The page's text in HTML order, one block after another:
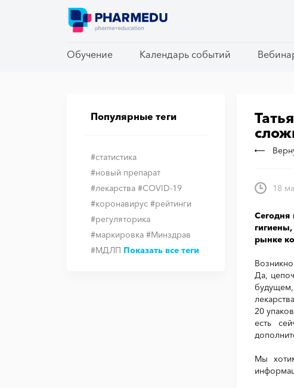
Обучение Календарь событий
Обучение Календарь событий
Популярные теги
#статистика
#новый препарат
#лекарства #COVID-19
#коронавирус #рейтинги
#регуляторика
#маркировка #Минздрав
#МДЛП Показать все теги
18
Сегодня
рынке
Да,
будущем,
20
есть
Мы